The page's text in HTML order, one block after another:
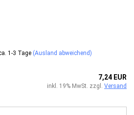
1-3 Tage (Ausland abweichend)
7,24 EUR
inkl. 19% MwSt. zzgl. Versand